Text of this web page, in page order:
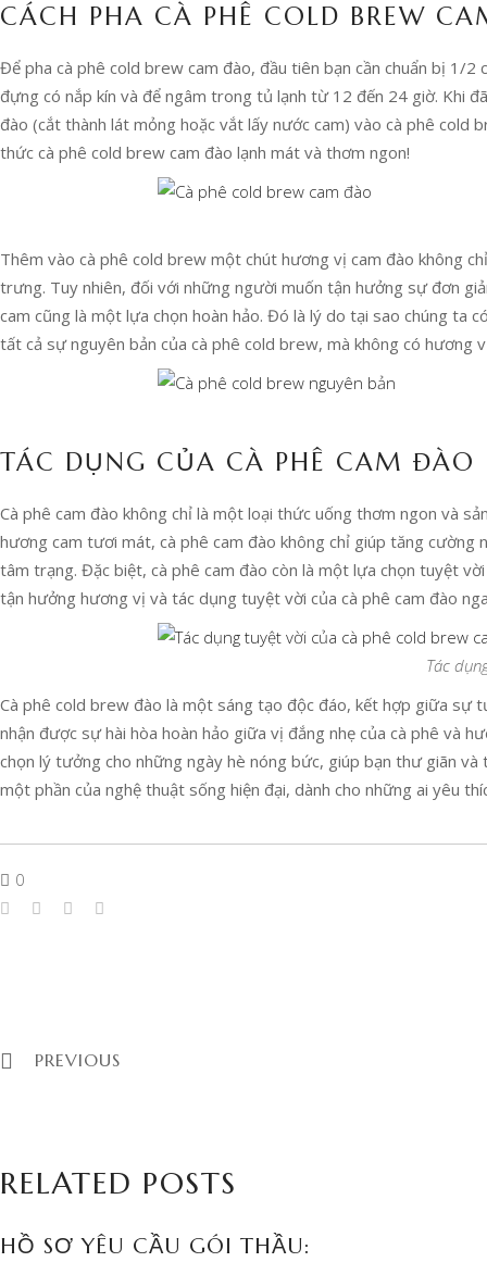
CÁCH PHA CÀ PHÊ COLD BREW
Để pha cà phê cold brew cam đào, đầu tiên bạn cần chuẩn bị 1/
đựng có nắp kín và để ngâm trong tủ lạnh từ 12 đến 24 giờ. Khi
đào (cắt thành lát mỏng hoặc vắt lấy nước cam) vào cà phê cold
thức cà phê cold brew cam đào lạnh mát và thơm ngon!
Thêm vào cà phê cold brew một chút hương vị cam đào không
trưng. Tuy nhiên, đối với những người muốn tận hưởng sự đơn
cam cũng là một lựa chọn hoàn hảo. Đó là lý do tại sao chúng ta
tất cả sự nguyên bản của cà phê cold brew, mà không có hương
TÁC DỤNG CỦA CÀ PHÊ CAM ĐÀO
Cà phê cam đào không chỉ là một loại thức uống thơm ngon và
hương cam tươi mát, cà phê cam đào không chỉ giúp tăng
tâm trạng. Đặc biệt, cà phê cam đào còn là một lựa chọn tuyệt
tận hưởng hương vị và tác dụng tuyệt vời của cà phê cam đào
Tác
Cà phê cold brew đào là một sáng tạo độc đáo, kết hợp giữa sự
nhận được sự hài hòa hoàn hảo giữa vị đắng nhẹ của cà phê và
chọn lý tưởng cho những ngày hè nóng bức, giúp bạn thư giãn
một phần của nghệ thuật sống hiện đại, dành cho những ai yêu
0
PREVIOUS
RELATED POSTS
HỒ SƠ YÊU CẦU GÓI THẦU: